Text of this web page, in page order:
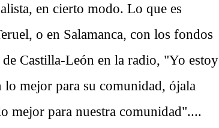
en cierto modo. Lo que es
o en Salamanca, con los fondos
Castilla-León en la radio, "Yo estoy
lo mejor para su comunidad, ójala
mejor para nuestra comunidad"....